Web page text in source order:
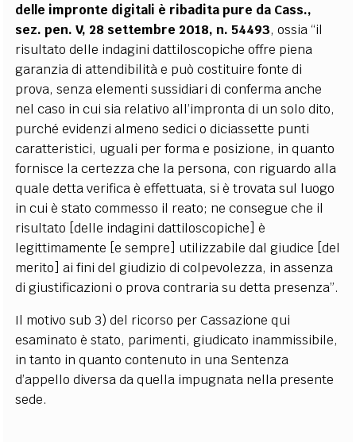
delle impronte digitali è ribadita pure da Cass.,
sez. pen. V, 28 settembre 2018, n. 54493, ossia “il
risultato delle indagini dattiloscopiche offre piena
garanzia di attendibilità e può costituire fonte di
prova, senza elementi sussidiari di conferma anche
nel caso in cui sia relativo all’impronta di un solo dito,
purché evidenzi almeno sedici o diciassette punti
caratteristici, uguali per forma e posizione, in quanto
fornisce la certezza che la persona, con riguardo alla
quale detta verifica è effettuata, si è trovata sul luogo
in cui è stato commesso il reato; ne consegue che il
risultato [delle indagini dattiloscopiche] è
legittimamente [e sempre] utilizzabile dal giudice [del
merito] ai fini del giudizio di colpevolezza, in assenza
di giustificazioni o prova contraria su detta presenza”.
Il motivo sub 3) del ricorso per Cassazione qui
esaminato è stato, parimenti, giudicato inammissibile,
in tanto in quanto contenuto in una Sentenza
d’appello diversa da quella impugnata nella presente
sede.